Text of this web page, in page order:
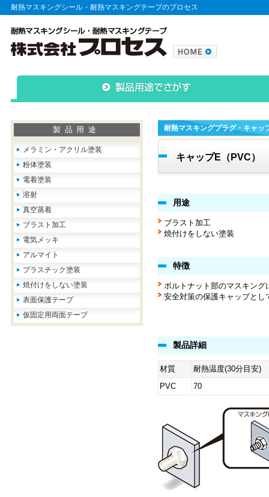
耐熱マスキングシール・耐熱マスキングテープのプロセス
製品用途
メラミン・アクリル塗装
粉体塗装
電着塗装
溶射
真空蒸着
ブラスト加工
電気メッキ
アルマイト
プラスチック塗装
焼付けをしない塗装
表面保護テープ
仮固定用両面テープ
耐熱マスキングプラグ・キャッ
キャップE（PVC）
用途
ブラスト加工
焼付けをしない塗装
特徴
ボルトナット部のマスキング
安全対策の保護キャップとし
製品詳細
材質
耐熱温度(30分目安)
PVC
70